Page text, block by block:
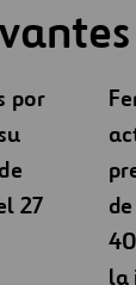
por
27
la